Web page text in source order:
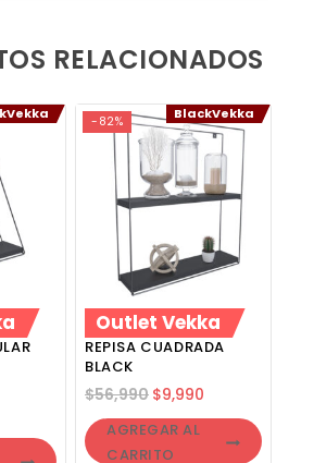
RELACIONADOS
-82% BlackVekka
Outlet Vekka
REPISA CUADRADA
BLACK
$56,990 $9,990
AGREGAR AL
CARRITO